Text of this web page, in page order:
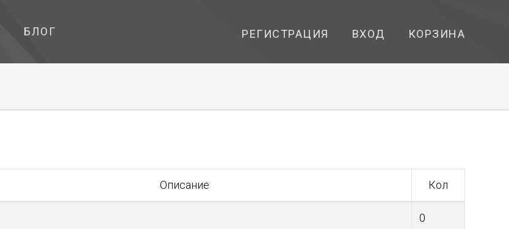
БЛОГ РЕГИСТРАЦИЯ ВХОД КОРЗИНА
Описание Кол
0